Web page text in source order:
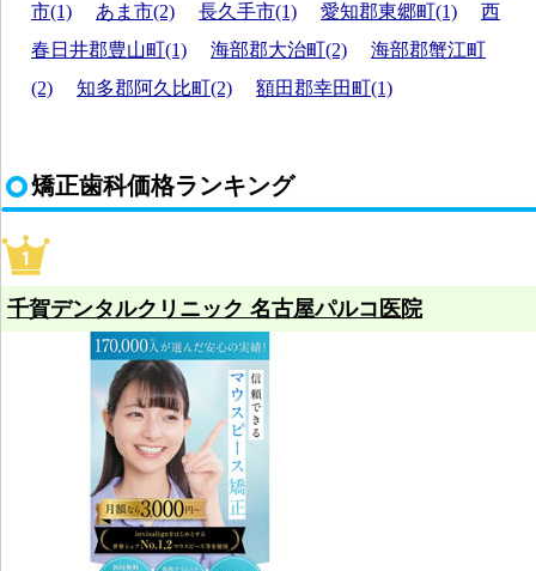
市(1)
あま市(2) 長久手市(1) 愛知郡東郷町(1)
西
春日井郡豊山町(1)
海部郡大治町(2)
海部郡蟹江町
(2)
知多郡阿久比町(2) 額田郡幸田町(1)
矯正歯科価格ランキング
千賀デンタルクリニック 名古屋パルコ医院